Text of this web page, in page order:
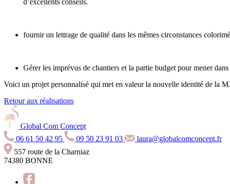
d’excellents conseils.
fournir un lettrage de qualité dans les mêmes circonstances
Gérer les imprévus de chantiers et la partie budget pour mener
Voici un projet personnalisé qui met en valeur la nouvelle identité de la
Retour aux réalisations
Global Com Concept
06 61 50 42 95
09 50 23 91 03
laura@globalcomconcept.fr
557 route de la Charniaz
74380 BONNE